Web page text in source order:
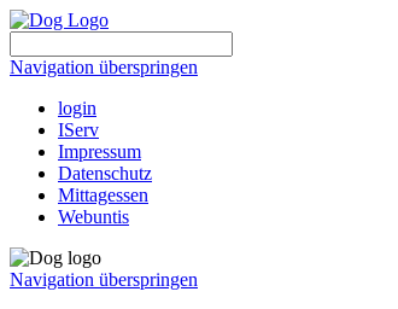
Navigation überspringen
login
IServ
Impressum
Datenschutz
Mittagessen
Webuntis
Navigation überspringen